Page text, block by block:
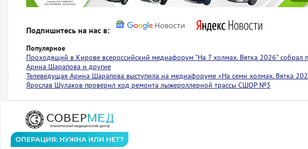
Подпишитесь на нас в:
Популярное
Проходящий в Кирове всероссийский медиафорум "На 7 холмах. Вятка 2026" собрал
Арина Шарапова и другие
Телеведущая Арина Шарапова выступила на медиафоруме «На семи холмах. Вятка
Ярослав Шулаков проверил ход ремонта лыжероллерной трассы СШОР №3